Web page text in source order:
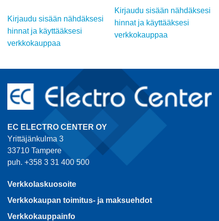
Kirjaudu sisään nähdäksesi
hinnat ja käyttääksesi
verkkokauppaa
Kirjaudu sisään nähdäksesi
hinnat ja käyttääksesi
verkkokauppaa
EC ELECTRO CENTER OY
Yrittäjänkulma 3
33710 Tampere
puh. +358 3 31 400 500
Verkkolaskuosoite
Verkkokaupan toimitus- ja maksuehdot
Verkkokauppainfo